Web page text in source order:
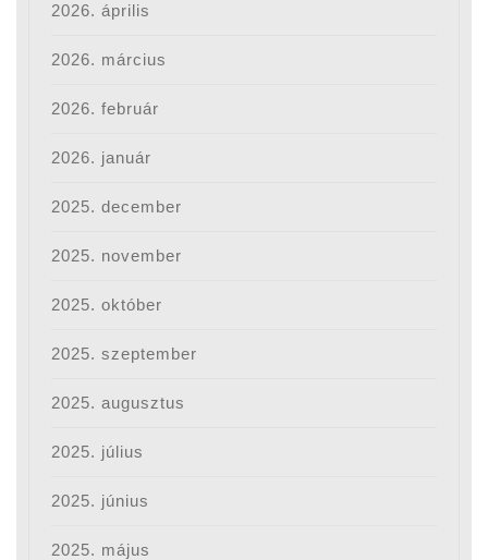
2026. április
2026. március
2026. február
2026. január
2025. december
2025. november
2025. október
2025. szeptember
2025. augusztus
2025. július
2025. június
2025. május